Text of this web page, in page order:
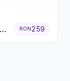
RON259